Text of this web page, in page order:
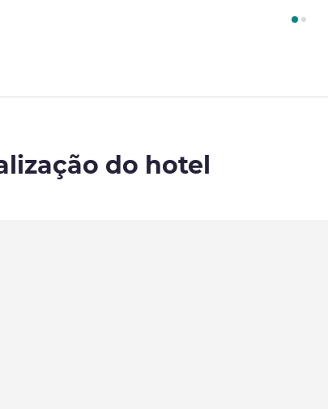
do hotel